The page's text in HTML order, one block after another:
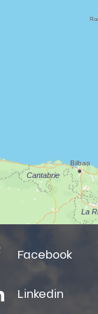
Facebook
Linkedin